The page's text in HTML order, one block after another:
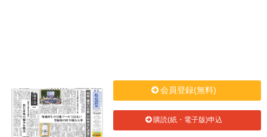
会員登録(無料)
購読(紙・電子版)申込